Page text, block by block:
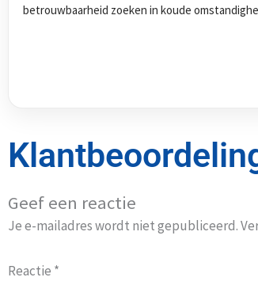
betrouwbaarheid zoeken in koude
Geef een reactie
Je e-mailadres wordt niet gepubliceerd.
Reactie *